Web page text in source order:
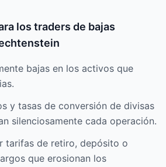
los traders de bajas
bajas en los activos que
y tasas de conversión de divisas
silenciosamente cada operación.
tarifas de retiro, depósito o
que erosionan los